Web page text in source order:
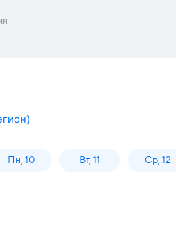
)
Пн, 10 Вт, 11 Ср, 12